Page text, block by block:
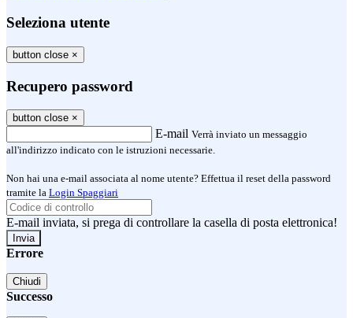
Seleziona utente
button close ×
Recupero password
button close ×
E-mail Verrà inviato un messaggio
all'indirizzo indicato con le istruzioni necessarie.
Non hai una e-mail associata al nome utente? Effettua il reset della password
tramite la Login Spaggiari
E-mail inviata, si prega di controllare la casella di posta elettronica!
Errore
Chiudi
Successo